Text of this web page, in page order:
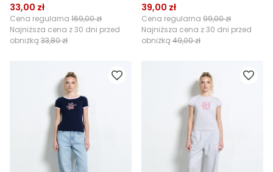
33,00 zł
Cena regularna 169,00 zł
Najniższa cena z 30 dni przed
obniżką 33,80 zł
39,00 zł
Cena regularna 99,00 zł
Najniższa cena z 30 dni przed
obniżką 49,00 zł